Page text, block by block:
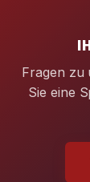
Fragen zu
Sie eine